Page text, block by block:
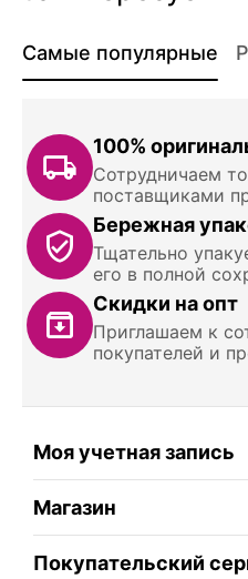
Самые популярные
100%
Сотрудничаем
поставщиками
Бережная
Тщательно
его в полной
Скидки на опт
Приглашаем к
покупателей и
Моя учетная запись
Магазин
Покупательский